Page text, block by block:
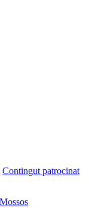
Contingut patrocinat